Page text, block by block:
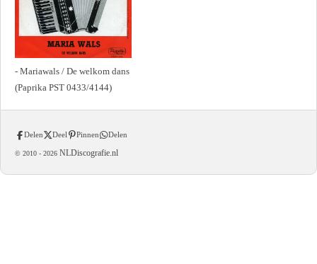
- Mariawals / De welkom dans
(Paprika PST 0433/4144)
Delen Deel Pinnen Delen
© 2010 - 2026 NLDiscografie.nl